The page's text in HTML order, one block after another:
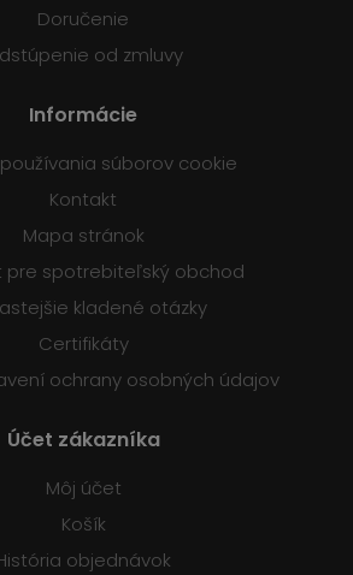
Doručenie
od zmluvy
Informácie
súborov cookie
Kontakt
Mapa stránok
pre spotrebiteľský obchod
kladené otázky
Certifikáty
ochrany osobných údajov
Účet zákazníka
Môj účet
Košík
objednávok